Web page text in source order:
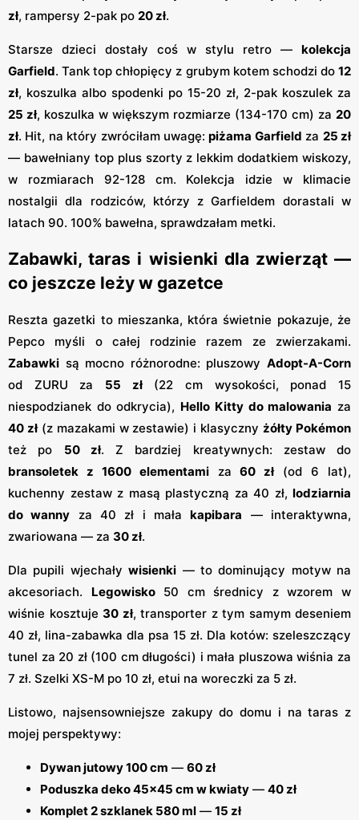
zł, rampersy 2-pak po 20 zł.
Starsze dzieci dostały coś w stylu retro — kolekcja
Garfield. Tank top chłopięcy z grubym kotem schodzi do 12
zł, koszulka albo spodenki po 15-20 zł, 2-pak koszulek za
25 zł, koszulka w większym rozmiarze (134-170 cm) za 20
zł. Hit, na który zwróciłam uwagę:piżama Garfield za 25 zł
— bawełniany top plus szorty z lekkim dodatkiem wiskozy,
w rozmiarach 92-128 cm. Kolekcja idzie w klimacie
nostalgii dla rodziców, którzy z Garfieldem dorastali w
latach 90. 100% bawełna, sprawdzałam metki.
Zabawki, taras i wisienki dla zwierząt —
co jeszcze leży w gazetce
Reszta gazetki to mieszanka, która świetnie pokazuje, że
Pepco myśli o całej rodzinie razem ze zwierzakami.
Zabawki są mocno różnorodne: pluszowy Adopt-A-Corn
od ZURU za 55 zł(22 cm wysokości, ponad 15
niespodzianek do odkrycia), Hello Kitty do malowania za
40 zł(z mazakami w zestawie) i klasycznyżółty Pokémon
też po 50 zł. Z bardziej kreatywnych: zestaw do
bransoletek z 1600 elementamiza60 zł(od 6 lat),
kuchenny zestaw z masą plastyczną za 40 zł, lodziarnia
do wanny za 40 zł i małakapibara — interaktywna,
zwariowana — za 30 zł.
Dla pupili wjechaływisienki — to dominujący motyw na
akcesoriach. Legowisko50 cm średnicy z wzorem w
wiśnie kosztuje 30 zł, transporter z tym samym deseniem
40 zł, lina-zabawka dla psa 15 zł. Dla kotów: szeleszczący
tunel za 20 zł (100 cm długości) i mała pluszowa wiśnia za
7 zł. Szelki XS-M po 10 zł, etui na woreczki za 5 zł.
Listowo, najsensowniejsze zakupy do domu i na taras z
mojej perspektywy:
Dywan jutowy 100 cm — 60 zł
Poduszka deko 45×45 cm w kwiaty — 40 zł
Komplet 2 szklanek 580 ml — 15 zł